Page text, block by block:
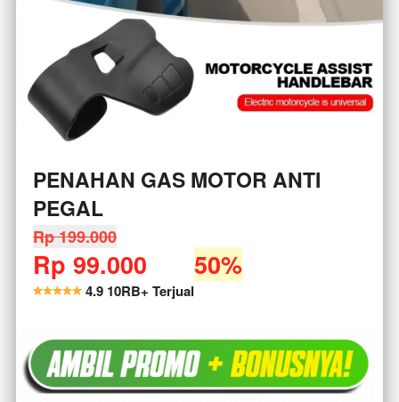
PENAHAN GAS MOTOR ANTI
PEGAL
Rp 199.000
Rp 99.000 50%
4.9 10RB+ Terjual